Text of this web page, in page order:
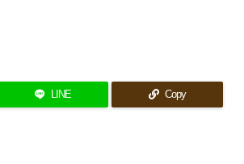
LINE Copy